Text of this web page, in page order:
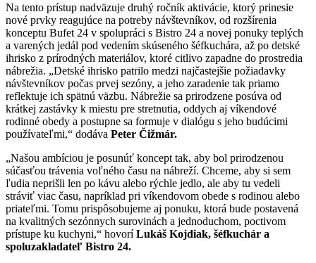
Na tento prístup nadväzuje druhý ročník aktivácie, ktorý prinesie
nové prvky reagujúce na potreby návštevníkov, od rozšírenia
konceptu Bufet 24 v spolupráci s Bistro 24 a novej ponuky teplých
a varených jedál pod vedením skúseného šéfkuchára, až po detské
ihrisko z prírodných materiálov, ktoré citlivo zapadne do prostredia
nábrežia. „Detské ihrisko patrilo medzi najčastejšie požiadavky
návštevníkov počas prvej sezóny, a jeho zaradenie tak priamo
reflektuje ich spätnú väzbu. Nábrežie sa prirodzene posúva od
krátkej zastávky k miestu pre stretnutia, oddych aj víkendové
rodinné obedy a postupne sa formuje v dialógu s jeho budúcimi
používateľmi,“ dodáva Peter Čižmár.
„Našou ambíciou je posunúť koncept tak, aby bol prirodzenou
súčasťou trávenia voľného času na nábreží. Chceme, aby si sem
ľudia neprišli len po kávu alebo rýchle jedlo, ale aby tu vedeli
stráviť viac času, napríklad pri víkendovom obede s rodinou alebo
priateľmi. Tomu prispôsobujeme aj ponuku, ktorá bude postavená
na kvalitných sezónnych surovinách a jednoduchom, poctivom
prístupe ku kuchyni,“ hovoríLukáš Kojdiak, šéfkuchár a
spoluzakladateľ Bistro 24.